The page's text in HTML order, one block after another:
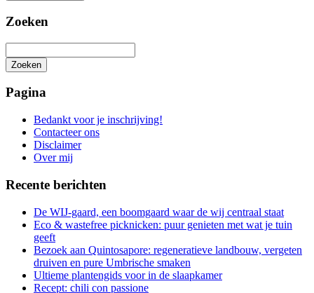
Zoeken
Zoeken
zoeken
Pagina
Bedankt voor je inschrijving!
Contacteer ons
Disclaimer
Over mij
Recente berichten
De WIJ-gaard, een boomgaard waar de wij centraal staat
Eco & wastefree picknicken: puur genieten met wat je tuin
geeft
Bezoek aan Quintosapore: regeneratieve landbouw, vergeten
druiven en pure Umbrische smaken
Ultieme plantengids voor in de slaapkamer
Recept: chili con passione